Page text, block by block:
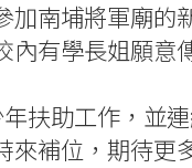
加南埔將軍廟的
內有學長姐願意
扶助工作，並
來補位，期待更